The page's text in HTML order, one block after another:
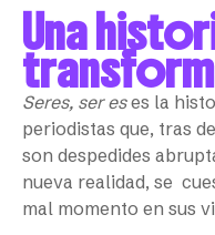
Una
Seres, ser eses la
periodistas que, tras
son despedides
nueva realidad, se
mal momento en sus